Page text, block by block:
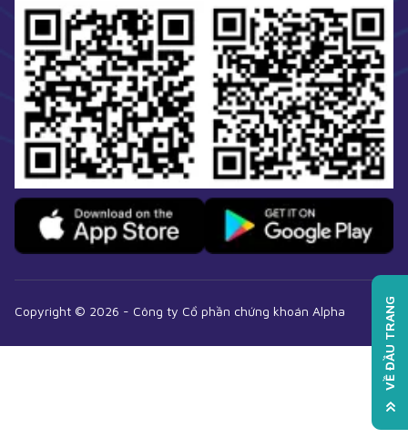
Copyright © 2026 - Công ty Cổ phần chứng khoán Alpha VỀ ĐẦU TRANG